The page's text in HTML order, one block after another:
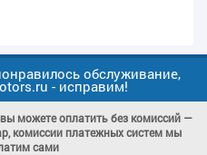
обслуживание,
- исправим!
можете оплатить без комиссий —
комиссии платежных систем мы
сами